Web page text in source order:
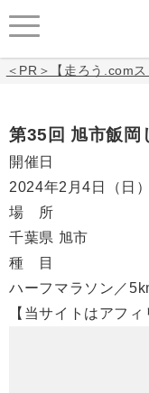
＜PR＞【走ろう.com
第35回 旭市飯岡
開催日
2024年2月4日
（日）
場 所
千葉県 旭市
種 目
ハーフマラソン／
【当サイトはアフ